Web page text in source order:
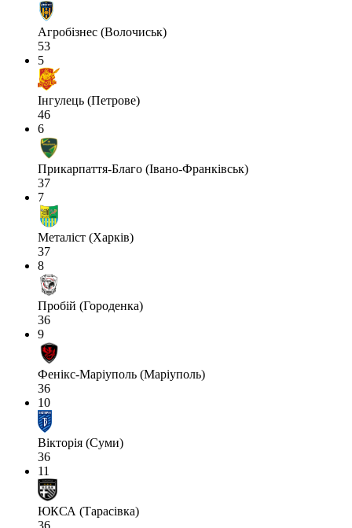
Агробізнес (Волочиськ)
53
5
Інгулець (Петрове)
46
6
Прикарпаття-Благо (Івано-Франківськ)
37
7
Металіст (Харків)
37
8
Пробій (Городенка)
36
9
Фенікс-Маріуполь (Маріуполь)
36
10
Вікторія (Суми)
36
11
ЮКСА (Тарасівка)